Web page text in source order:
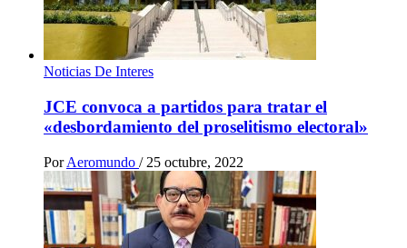
Noticias De Interes
JCE convoca a partidos para tratar el
«desbordamiento del proselitismo electoral»
Por Aeromundo / 25 octubre, 2022